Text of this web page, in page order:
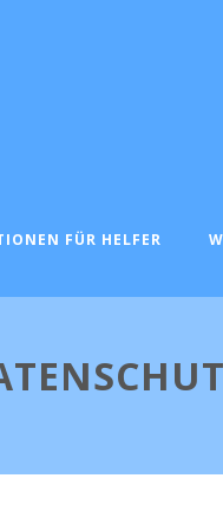
FÜR HELFER